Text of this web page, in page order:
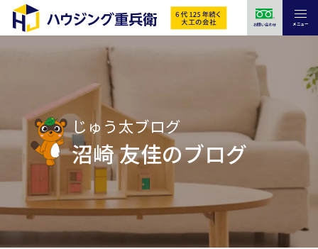
お問い合わせ メニュー
じゅう太ブログ
沼崎 友佳のブログ